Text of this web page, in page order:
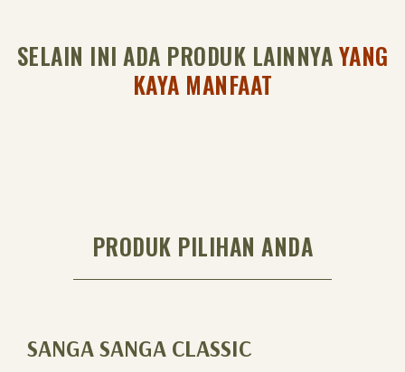
SELAIN INI ADA PRODUK LAINNYAYANG
KAYA MANFAAT
PRODUK PILIHAN ANDA
SANGA SANGA CLASSIC